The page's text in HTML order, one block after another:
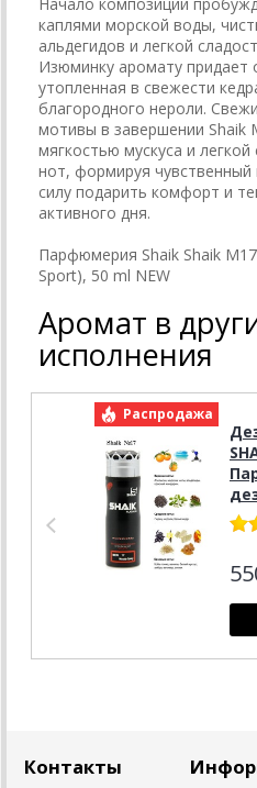
каплями морской воды,
альдегидов и легкой
Изюминку аромату придает
утопленная в свежести
благородного нероли.
мотивы в завершении Shaik
мягкостью мускуса и
нот, формируя
силу подарить комфорт и
активного дня.
Парфюмерия Shaik Shaik
Sport), 50 ml NEW
Аромат в
исполнения
Распродажа
Контакты